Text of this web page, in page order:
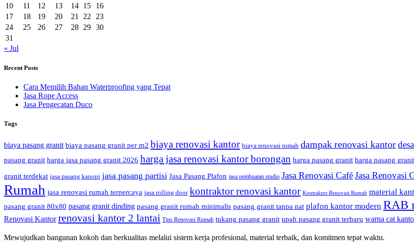
10
11 12 13 14 15
16
17
18 19 20 21 22
23
24
25 26 27 28 29 30
31
« Jul
Recent Posts
Cara Memilih Bahan Waterproofing yang Tepat
Jasa Rope Access
Jasa Pengecatan Duco
Tags
biaya pasang granit biaya pasang granit per m2 biaya renovasi kantor biaya renovasi rumah dampak renovasi kantor
pasang granit harga jasa pasang granit 2026 harga jasa renovasi kantor borongan harga pasang granit harga pasang
granit terdekat jasa pasang kanopi jasa pasang partisi Jasa Pasang Plafon jasa pembuatan studio Jasa Renovasi CaféJasa Renovasi
Rumah jasa renovasi rumah terpercaya jasa rolling door kontraktor renovasi kantor Kontraktor Renovasi Rumah material
pasang granit 80x80 pasang granit dinding pasang granit rumah minimalis pasang granit tanpa nat plafon kantor modern RAB
Renovasi Kantor renovasi kantor 2 lantai Tips Renovasi Rumah tukang pasang granit upah pasang granit terbaru warna cat
Mewujudkan bangunan kokoh dan berkualitas melalui sistem kerja profesional, material terbaik, dan komitmen tepat waktu.